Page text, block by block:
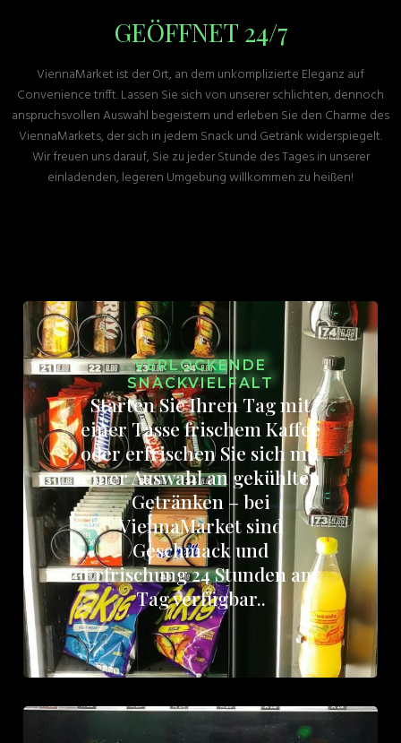
GEÖFFNET 24/7
ViennaMarket ist der Ort, an dem unkomplizierte Eleganz auf
Convenience trifft. Lassen Sie sich von unserer schlichten, dennoch
anspruchsvollen Auswahl begeistern und erleben Sie den Charme des
ViennaMarkets, der sich in jedem Snack und Getränk widerspiegelt.
Wir freuen uns darauf, Sie zu jeder Stunde des Tages in unserer
einladenden, legeren Umgebung willkommen zu heißen!
VERLOCKENDE
SNACKVIELFALT
Starten Sie Ihren Tag mit
einer Tasse frischem Kaffee
oder erfrischen Sie sich mit
einer Auswahl an gekühlten
Getränken – bei
ViennaMarket sind
Geschmack und
Erfrischung 24 Stunden am
Tag verfügbar..